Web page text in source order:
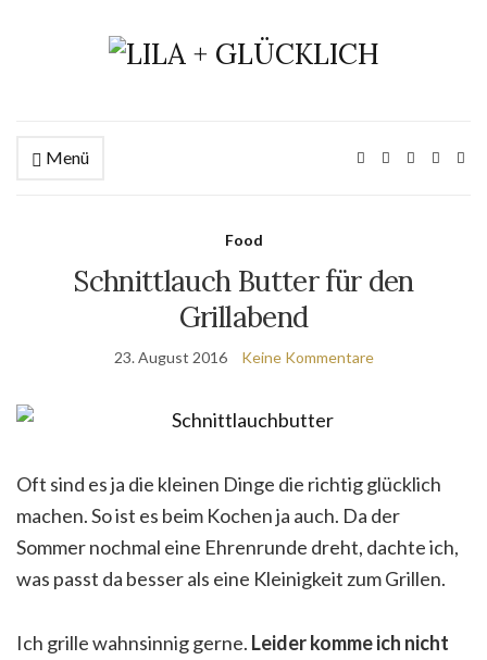
Menü
Food
Schnittlauch Butter für den
Grillabend
23. August 2016 Keine Kommentare
Oft sind es ja die kleinen Dinge die richtig glücklich
machen. So ist es beim Kochen ja auch. Da der
Sommer nochmal eine Ehrenrunde dreht, dachte ich,
was passt da besser als eine Kleinigkeit zum Grillen.
Ich grille wahnsinnig gerne. Leider komme ich nicht